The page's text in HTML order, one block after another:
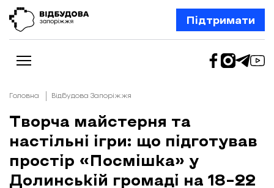
Підтримати
Новини
Відбудова Запоріжжя
Ексклюзив
Бізнес
Шлях додому
Головна Відбудова Запоріжжя
Творча майстерня та
настільні ігри: що підготував
простір «Посмішка» у
Долинській громаді на 18–22